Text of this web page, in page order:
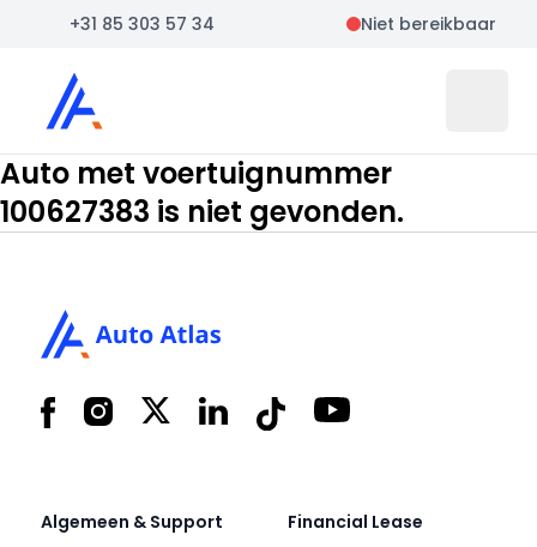
+31 85 303 57 34 Niet bereikbaar
Auto Atlas
Auto met voertuignummer
100627383 is niet gevonden.
FacebookInstagram
X LinkedInTiktok YouTube
Algemeen & Support Financial Lease